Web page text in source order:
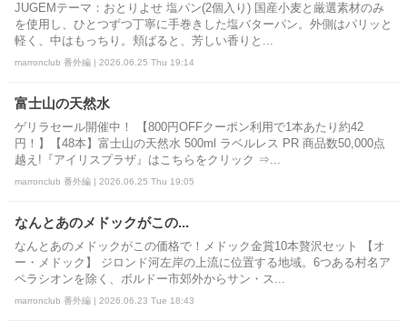
JUGEMテーマ：おとりよせ 塩パン(2個入り) 国産小麦と厳選素材のみ
を使用し、ひとつずつ丁寧に手巻きした塩バターパン。外側はパリッと
軽く、中はもっちり。頬ばると、芳しい香りと...
marronclub 番外編 | 2026.06.25 Thu 19:14
富士山の天然水
ゲリラセール開催中！ 【800円OFFクーポン利用で1本あたり約42
円！】【48本】富士山の天然水 500ml ラベルレス PR 商品数50,000点
越え!『アイリスプラザ』はこちらをクリック ⇒...
marronclub 番外編 | 2026.06.25 Thu 19:05
なんとあのメドックがこの...
なんとあのメドックがこの価格で！メドック金賞10本贅沢セット 【オ
ー・メドック】 ジロンド河左岸の上流に位置する地域。6つある村名ア
ペラシオンを除く、ボルドー市郊外からサン・ス...
marronclub 番外編 | 2026.06.23 Tue 18:43